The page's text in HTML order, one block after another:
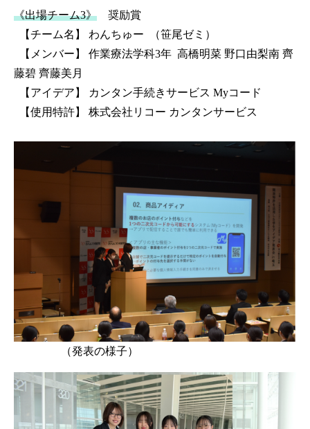
《出場チーム3》 奨励賞
【チーム名】 わんちゅー （笹尾ゼミ）
【メンバー】 作業療法学科3年 高橋明菜 野口由梨南 齊
藤碧 齊藤美月
【アイデア】 カンタン手続きサービス Myコード
【使用特許】 株式会社リコー カンタンサービス
（発表の様子）